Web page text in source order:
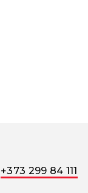
+373 299 84 111